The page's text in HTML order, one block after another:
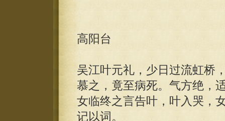
高阳台
吴江叶元礼，少日过流虹桥
慕之，竟至病死。气方绝，
女临终之言告叶，叶入哭，
记以词。